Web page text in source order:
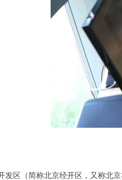
区（简称北京经开区，又称北京